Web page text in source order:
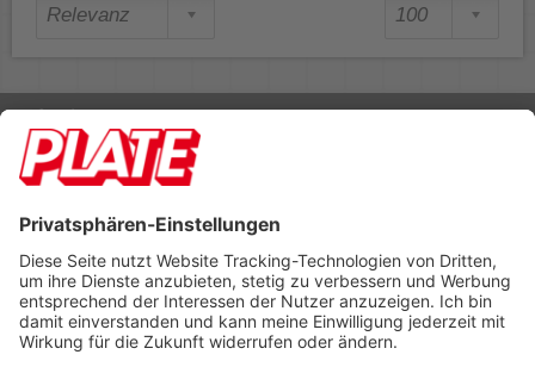
Rufen Sie uns an 04298 401-0
Lieferbedingungen Impressum
Footer anzeigen
PLATE Büromaterial Vertriebs GmbH
Hilligenwarf 5